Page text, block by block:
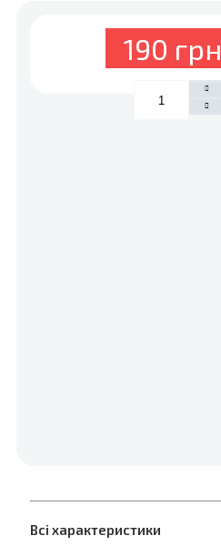
190 грн
Всі характеристики